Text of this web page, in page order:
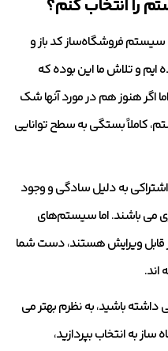
را انتخاب کنم؟
سیستم فروشگاه‌ساز کد باز و
ایم و تلاش ما این بوده که
اگر هنوز هم در مورد آنها شک
کاملاً بستگی به سطح توانایی
به دلیل سادگی و وجود
می باشند. اما سیستم‌های
قابل ویرایش هستند، دست شما
اند.
باشید، به نظرم بهتر می
به انتخاب بپردازید،